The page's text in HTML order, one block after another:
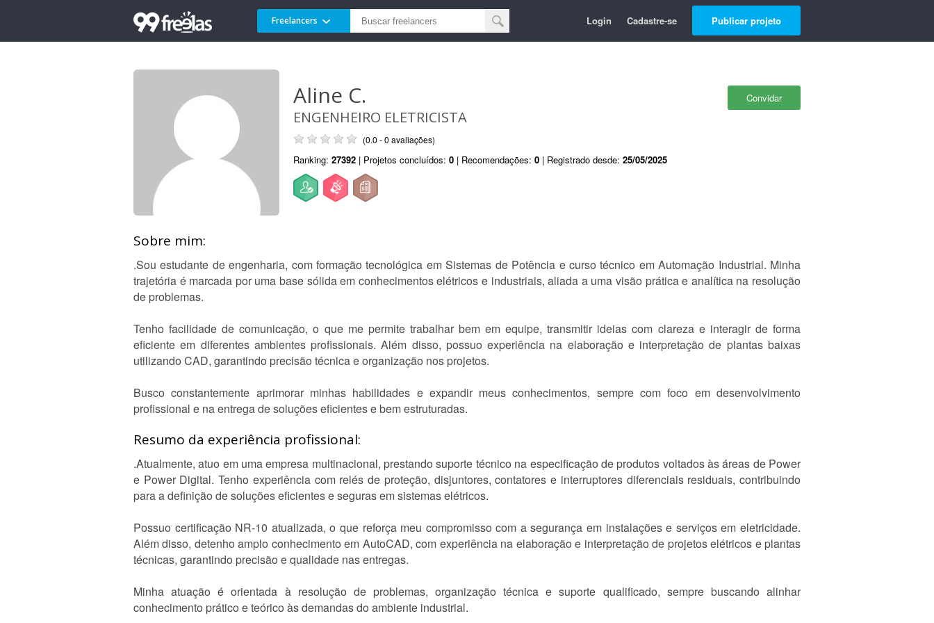
Freelancers Login Cadastre-se Publicar projeto
Convidar
Aline C.
ENGENHEIRO ELETRICISTA
(0.0 - 0 avaliações)
Ranking: 27392 | Projetos concluídos: 0 | Recomendações: 0 | Registrado desde: 25/05/2025
Sobre mim:
.Sou estudante de engenharia, com formação tecnológica em Sistemas de Potência e curso técnico em Automação Industrial. Minha
trajetória é marcada por uma base sólida em conhecimentos elétricos e industriais, aliada a uma visão prática e analítica na resolução
de problemas.
Tenho facilidade de comunicação, o que me permite trabalhar bem em equipe, transmitir ideias com clareza e interagir de forma
eficiente em diferentes ambientes profissionais. Além disso, possuo experiência na elaboração e interpretação de plantas baixas
utilizando CAD, garantindo precisão técnica e organização nos projetos.
Busco constantemente aprimorar minhas habilidades e expandir meus conhecimentos, sempre com foco em desenvolvimento
profissional e na entrega de soluções eficientes e bem estruturadas.
Resumo da experiência profissional:
.Atualmente, atuo em uma empresa multinacional, prestando suporte técnico na especificação de produtos voltados às áreas de Power
e Power Digital. Tenho experiência com relés de proteção, disjuntores, contatores e interruptores diferenciais residuais, contribuindo
para a definição de soluções eficientes e seguras em sistemas elétricos.
Possuo certificação NR-10 atualizada, o que reforça meu compromisso com a segurança em instalações e serviços em eletricidade.
Além disso, detenho amplo conhecimento em AutoCAD, com experiência na elaboração e interpretação de projetos elétricos e plantas
técnicas, garantindo precisão e qualidade nas entregas.
Minha atuação é orientada à resolução de problemas, organização técnica e suporte qualificado, sempre buscando alinhar
conhecimento prático e teórico às demandas do ambiente industrial.